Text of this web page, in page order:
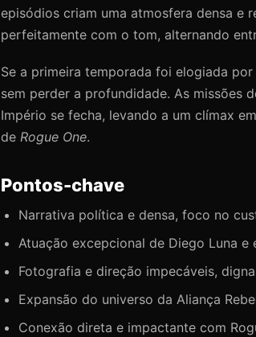
episódios criam uma atmosfera densa e
perfeitamente com o tom, alternando
Se a primeira temporada foi elogiada
sem perder a profundidade. As missões
Império se fecha, levando a um clímax
de Rogue One.
Pontos-chave
Narrativa política e densa, foco no
Atuação excepcional de Diego Luna e
Fotografia e direção impecáveis,
Expansão do universo da Aliança
Conexão direta e impactante com